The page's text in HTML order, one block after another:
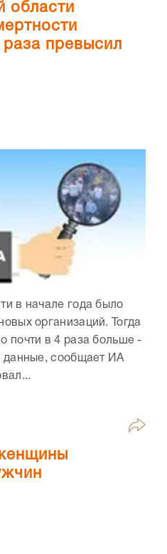
области
превысил
в начале года было
организаций. Тогда
почти в 4 раза больше -
данные, сообщает ИА